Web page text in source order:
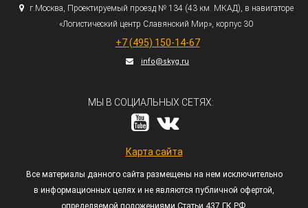
г.Москва, Проектируемый проезд № 134 (43км. МКАД), в навигаторе
«Логистический центр Славянский Мир», корпус 30
+7 (495) 150-14-67
info@skyg.ru
МЫ В СОЦИАЛЬНЫХ СЕТЯХ:
Карта сайта
Все материалы данного сайта размещены на нем исключительно
в информационных целях и не являются публичной офертой,
определяемой положениями Статьи 437 ГК РФ.